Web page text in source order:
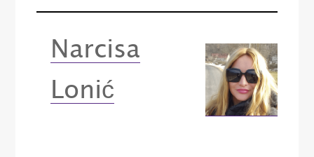
Narcisa
Lonić